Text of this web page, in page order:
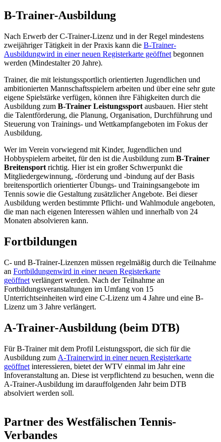
B-Trainer-Ausbildung
Nach Erwerb der C-Trainer-Lizenz und in der Regel mindestens
zweijähriger Tätigkeit in der Praxis kann die B-Trainer-
Ausbildungwird in einer neuen Registerkarte geöffnet begonnen
werden (Mindestalter 20 Jahre).
Trainer, die mit leistungssportlich orientierten Jugendlichen und
ambitionierten Mannschaftsspielern arbeiten und über eine sehr gute
eigene Spielstärke verfügen, können ihre Fähigkeiten durch die
Ausbildung zum B-Trainer Leistungssport ausbauen. Hier steht
die Talentförderung, die Planung, Organisation, Durchführung und
Steuerung von Trainings- und Wettkampfangeboten im Fokus der
Ausbildung.
Wer im Verein vorwiegend mit Kinder, Jugendlichen und
Hobbyspielern arbeitet, für den ist die Ausbildung zum B-Trainer
Breitensport richtig. Hier ist ein großer Schwerpunkt die
Mitgliedergewinnung, -förderung und -bindung auf der Basis
breitensportlich orientierter Übungs- und Trainingsangebote im
Tennis sowie die Gestaltung zusätzlicher Angebote. Bei dieser
Ausbildung werden bestimmte Pflicht- und Wahlmodule angeboten,
die man nach eigenen Interessen wählen und innerhalb von 24
Monaten absolvieren kann.
Fortbildungen
C- und B-Trainer-Lizenzen müssen regelmäßig durch die Teilnahme
an Fortbildungenwird in einer neuen Registerkarte
geöffnet verlängert werden. Nach der Teilnahme an
Fortbildungsveranstaltungen im Umfang von 15
Unterrichtseinheiten wird eine C-Lizenz um 4 Jahre und eine B-
Lizenz um 3 Jahre verlängert.
A-Trainer-Ausbildung (beim DTB)
Für B-Trainer mit dem Profil Leistungssport, die sich für die
Ausbildung zum A-Trainerwird in einer neuen Registerkarte
geöffnet interessieren, bietet der WTV einmal im Jahr eine
Infoveranstaltung an. Diese ist verpflichtend zu besuchen, wenn die
A-Trainer-Ausbildung im darauffolgenden Jahr beim DTB
absolviert werden soll.
Partner des Westfälischen Tennis-
Verbandes